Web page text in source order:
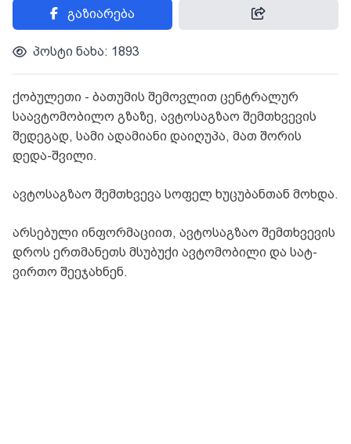
გაზიარება
პოსტი ნახა: 1893
ქობულეთი - ბათუმის შემოვლით ცენტრალურ
საავტომობილო გზაზე, ავტოსაგზაო შემთხვევის
შედეგად, სამი ადამიანი დაიღუპა, მათ შორის
დედა-შვილი.
ავ­ტო­საგ­ზაო შემ­თხვე­ვა სო­ფელ ხუ­ცუ­ბან­თან მოხ­და.
არსებული ინფორმაციით, ავ­ტო­საგ­ზაო შემ­თხვე­ვის
დროს ერ­თმა­ნეთს მსუ­ბუ­ქი ავ­ტო­მო­ბი­ლი და სატ­
ვირ­თო შე­ე­ჯახ­ნენ.